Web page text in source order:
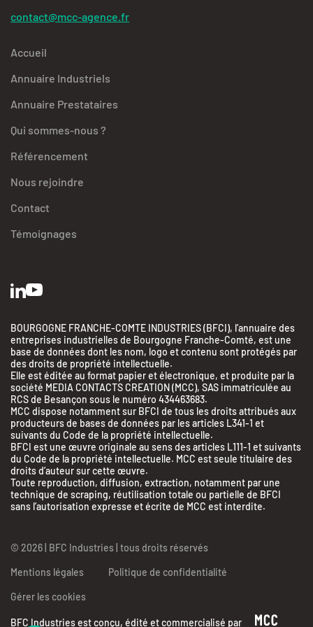
contact@mcc-agence.fr
Accueil
Annuaire Industriels
Annuaire Prestataires
Qui sommes-nous ?
Référencement
Nous rejoindre
Contact
Témoignages
BOURGOGNE FRANCHE-COMTE INDUSTRIES (BFCI), l’annuaire des
entreprises industrielles de Bourgogne Franche-Comté, est une
base de données dont les nom, logo et contenu sont protégés par
des droits de propriété intellectuelle.
Elle est éditée au format papier et électronique, et produite par la
société MEDIA CONTACTS CREATION (MCC), SAS immatriculée au
RCS de Besançon sous le numéro 434463683.
MCC dispose notamment sur BFCI de tous les droits attribués aux
producteurs de bases de données par les articles L341-1 et
suivants du Code de la propriété intellectuelle.
BFCI est une œuvre originale au sens des articles L111-1 et suivants
du Code de la propriété intellectuelle. MCC est seule titulaire des
droits d’auteur sur cette œuvre.
Toute reproduction, diffusion, extraction, notamment par une
technique de scraping, réutilisation totale ou partielle de BFCI
sans l’autorisation expresse et écrite de MCC est interdite.
© 2026 | BFC Industries | tous droits réservés
Mentions légales Politique de confidentialité
Gérer les cookies
BFC Industries est conçu, édité et commercialisé par